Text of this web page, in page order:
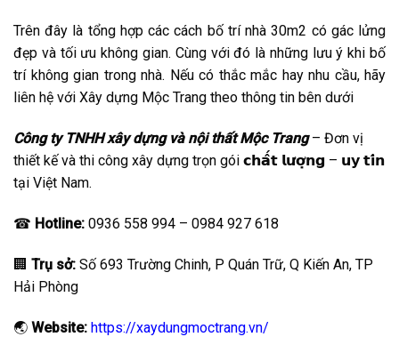
Trên đây là tổng hợp các cách bố trí nhà 30m2 có gác lửng
đẹp và tối ưu không gian. Cùng với đó là những lưu ý khi bố
trí không gian trong nhà. Nếu có thắc mắc hay nhu cầu, hãy
liên hệ với Xây dựng Mộc Trang theo thông tin bên dưới
Công ty TNHH xây dựng và nội thất Mộc Trang– Đơn vị
thiết kế và thi công xây dựng trọn gói 𝗰𝗵𝗮̂́𝘁 𝗹𝘂̛𝗼̛̣𝗻𝗴 – 𝘂𝘆 𝘁𝗶́𝗻
tại Việt Nam.
☎ Hotline: 0936 558 994 – 0984 927 618
🏢 Trụ sở: Số 693 Trường Chinh, P Quán Trữ, Q Kiến An, TP
Hải Phòng
🌏 Website: https://xaydungmoctrang.vn/